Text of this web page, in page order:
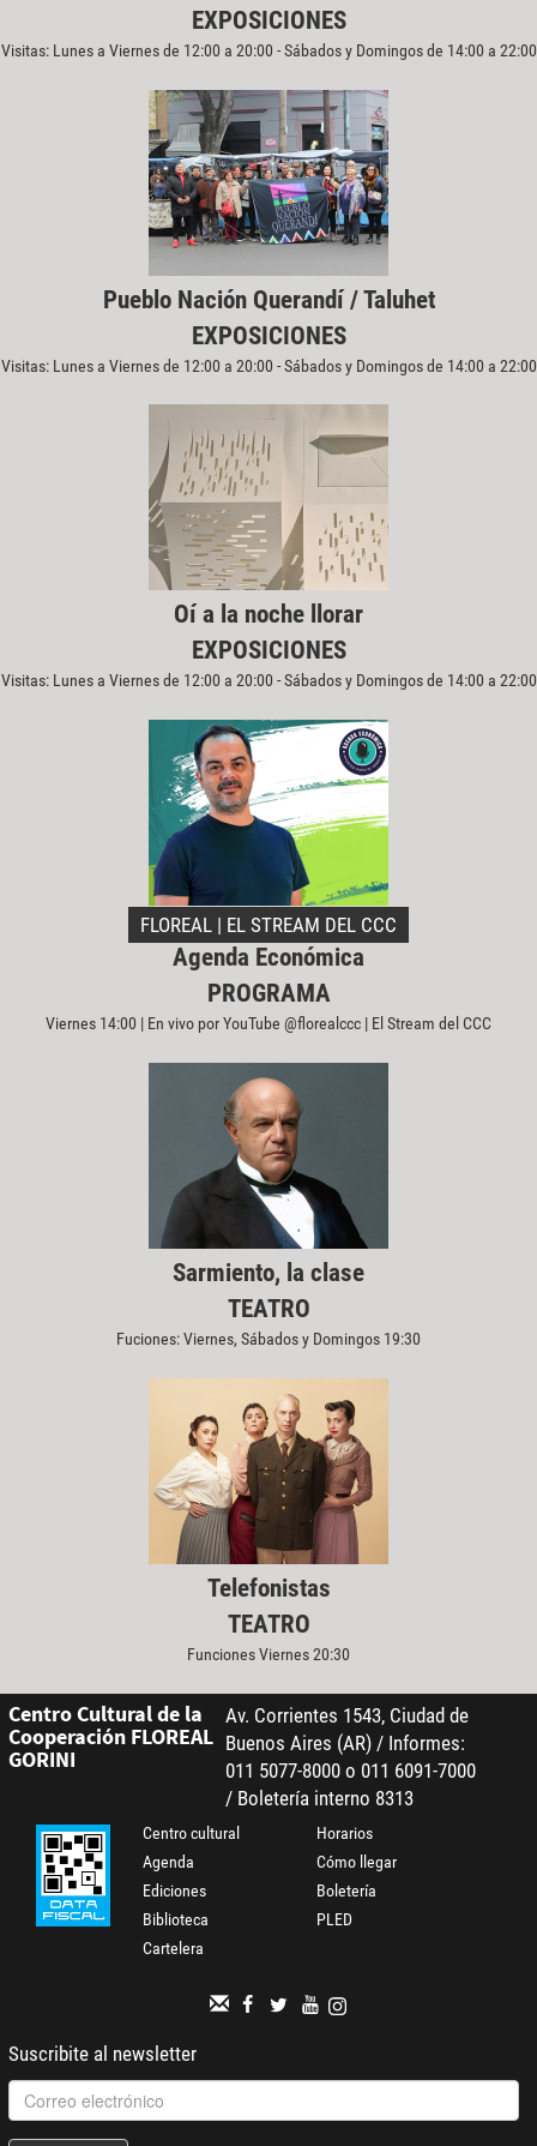
EXPOSICIONES
Visitas: Lunes a Viernes de 12:00 a 20:00 - Sábados y Domingos de 14:00 a 22:00
Pueblo Nación Querandí / Taluhet
EXPOSICIONES
Visitas: Lunes a Viernes de 12:00 a 20:00 - Sábados y Domingos de 14:00 a 22:00
Oí a la noche llorar
EXPOSICIONES
Visitas: Lunes a Viernes de 12:00 a 20:00 - Sábados y Domingos de 14:00 a 22:00
FLOREAL | EL STREAM DEL CCC
Agenda Económica
PROGRAMA
Viernes 14:00 | En vivo por YouTube @florealccc | El Stream del CCC
Sarmiento, la clase
TEATRO
Fuciones: Viernes, Sábados y Domingos 19:30
Telefonistas
TEATRO
Funciones Viernes 20:30
Centro Cultural de la
Cooperación FLOREAL
GORINI
Av. Corrientes 1543, Ciudad de
Buenos Aires (AR) / Informes:
011 5077-8000 o 011 6091-7000
/ Boletería interno 8313
Centro cultural
Agenda
Ediciones
Biblioteca
Cartelera
Horarios
Cómo llegar
Boletería
PLED
Suscribite al newsletter